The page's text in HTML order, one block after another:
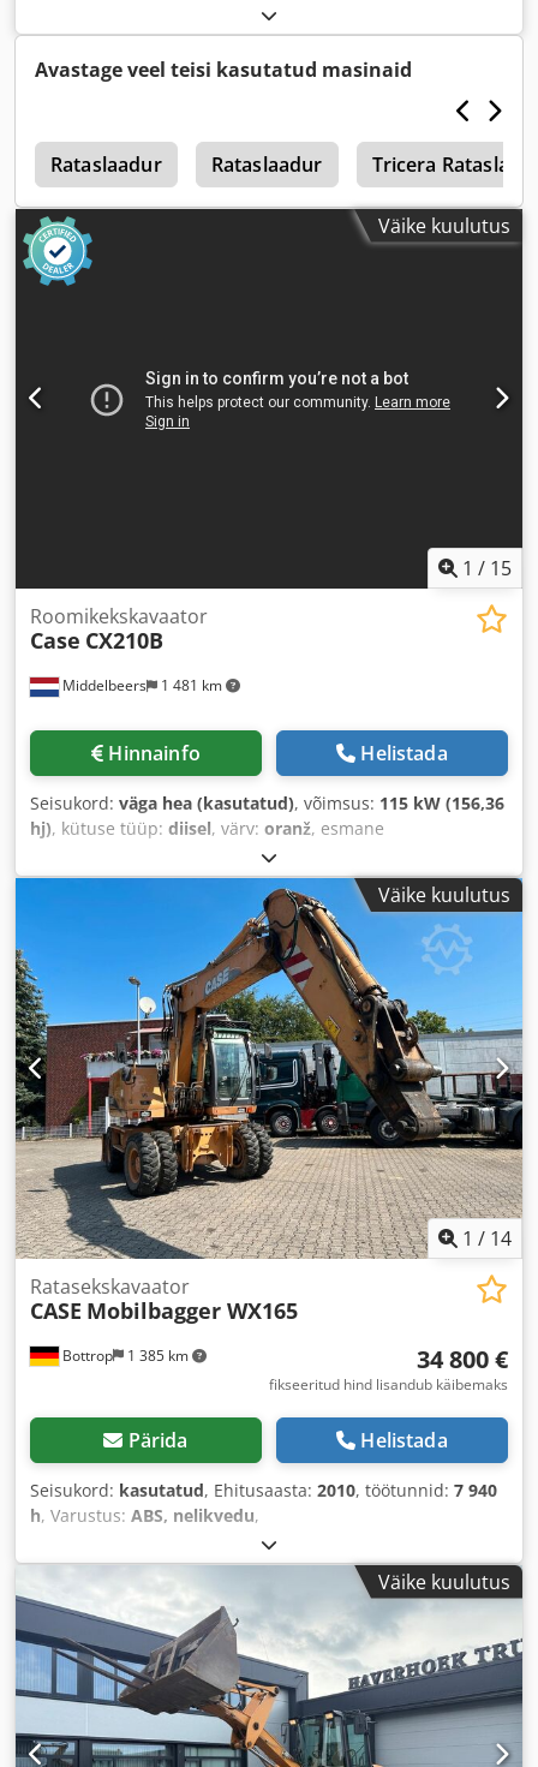
Avastage veel teisi kasutatud masinaid
Rataslaadur Rataslaadur Tricera
Väike kuulutus
1 / 15
Middelbeers 1 481 km
Roomikekskavaator
Case CX210B
Hinnainfo Helistada
Seisukord: väga hea (kasutatud), võimsus: 115 kW (156,36
hj), kütuse tüüp: diisel, värv: oranž, esmane
, Ehitusaasta:
15 109 h,
Väike kuulutus
1 / 14
Bottrop 1 385 km
Ratasekskavaator
CASE Mobilbagger WX165
34 800 €
fikseeritud hind lisandub käibemaks
Pärida Helistada
Seisukord: kasutatud, Ehitusaasta: 2010, töötunnid: 7 940
h, Varustus: ABS, nelikvedu,
Väike kuulutus